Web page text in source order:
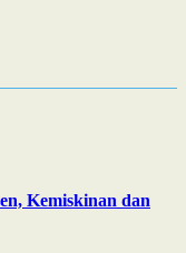
Kemiskinan dan